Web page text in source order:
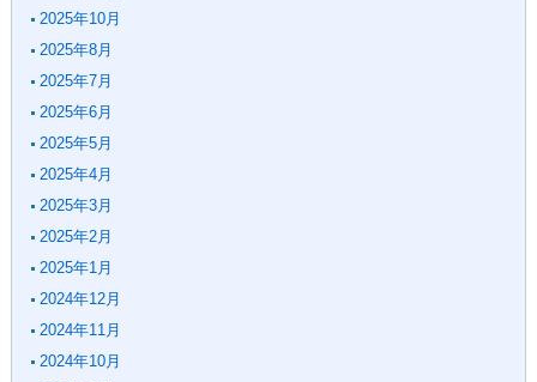
2025年10月
2025年8月
2025年7月
2025年6月
2025年5月
2025年4月
2025年3月
2025年2月
2025年1月
2024年12月
2024年11月
2024年10月